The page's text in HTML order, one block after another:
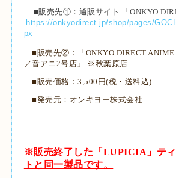
■販売先①：通販サイト 「ONKYO
https://onkyodirect.jp/shop/pages/
px
■販売先②：「ONKYO DIRECT
／音アニ 2号店」 ※秋葉原店
■販売価格：3,500円(税・送料込)
■発売元：オンキヨー株式会社
※販売終了した「LUPICIA」ティ
トと同一製品です。